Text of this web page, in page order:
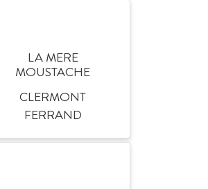
LA MERE
MOUSTACHE
CLERMONT
FERRAND